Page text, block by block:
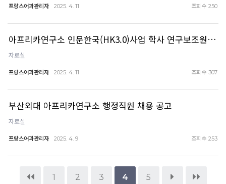
프랑스어과관리자 2025. 4. 11 조회수 250
아프리카연구소 인문한국(HK3.0)사업 학사 연구보조원…
자료실
프랑스어과관리자 2025. 4. 11 조회수 307
부산외대 아프리카연구소 행정직원 채용 공고
자료실
프랑스어과관리자 2025. 4. 9 조회수 253
1 2 3 4 5